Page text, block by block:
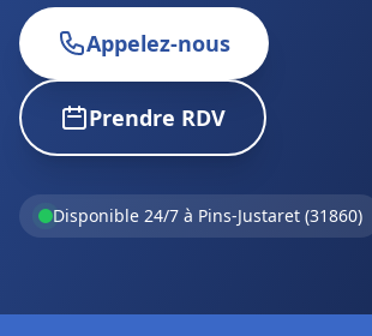
Appelez-nous
Prendre RDV
Disponible 24/7 à Pins-Justaret (31860)